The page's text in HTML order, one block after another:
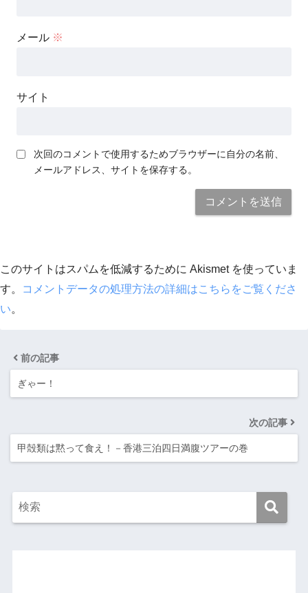
メール ※
サイト
次回のコメントで使用するためブラウザーに自分の名前、
メールアドレス、サイトを保存する。
このサイトはスパムを低減するために Akismet を使っていま
す。
コメントデータの処理方法の詳細はこちらをご覧くださ
い。
前の記事
ぎゃー！
次の記事
甲殻類は黙って食え！－香港三泊四日満腹ツアーの巻